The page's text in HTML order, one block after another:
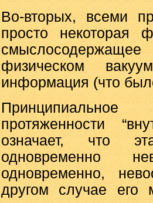
Во-вторых, всеми
просто некоторая
физическом
информация (что
Принципиальное
протяженности
означает, что
одновременно
одновременно,
другом случае его